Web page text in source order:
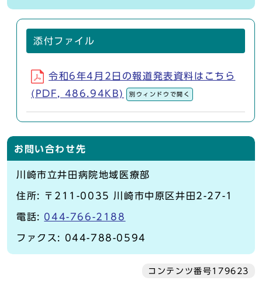
添付ファイル
令和6年4月2日の報道発表資料はこちら
(PDF, 486.94KB)
別ウィンドウで開く
お問い合わせ先
川崎市立井田病院地域医療部
住所: 〒211-0035 川崎市中原区井田2-27-1
電話: 044-766-2188
ファクス: 044-788-0594
コンテンツ番号179623